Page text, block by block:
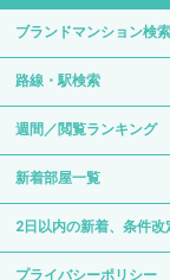
ブランドマンション検索
路線・駅検索
週間／閲覧ランキング
新着部屋一覧
2日以内の新着、条件改
プライバシーポリシー